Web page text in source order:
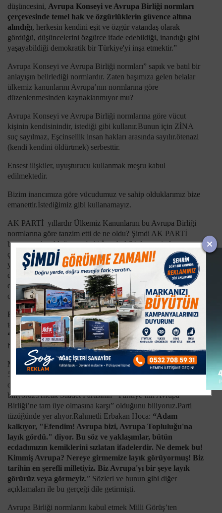
düşüncesini, Avrupa Konseyi ve Avrupa Birliği normları
çerçevesinde temel hak ve özgürlüklerin güvence altına
alındığı, herkesin kendini eşit ve özgür vatandaş olarak
gördüğü, düşüncelerini özgürce ifade edebildiği, inandığı gibi
yaşayabildiği demokratik bir Türkiye'yi inşa etmektir.”
Avrupa Konseyi ve Avrupa Birliği normları” sapık ve batıl bir
anlayışın belirlediği normlardır. Zaten başımıza gelen belalar
ülkemiz kanunlarını Avrupa’nın normlarına göre
düzenlenmesinden kaynaklanmıyor mu?
Avrupa Konseyi ve Avrupa Birliği normlarına göre vücut
kişinin kendisinindir, istediği gibi kullanır.Bunun için ZİNA
suç sayılmaz, Eşcinsellik insan hakları arasında sayılır.ötenazi
(kendi kendini öldürtmek) serbesttir.
Ensest ilişkiler, uyuşturucu kullanmak meşru kabul
edilmektedir.
Bizim inancımıza göre vücudumuz ve sahip olduklarımız bize
emanettir.İstediğimiz gibi kullanamayız.
AK PARTİ yıllardır Ülkemiz Kanunlarını bu Avrupa Birliği
normlarına göre tanzim etti de ne oldu? Şimdi AK PARTİ
bunun yanlış olduğunu gördü.İstanbul Sözleşmesinden
çekilmesi bunun en açık göstergesi. Ancak bu girdiği yanlış
yoldan nasıl dönüleceğini bilmiyor.Avrupa normlarına göre
düzenlediği kanunları değiştirmesi gerekiyor.Fakat bunu
değiştirmeye gücü yetmiyor.Çünkü kendi içinde de muhalefet
oluşuyor.
Rahmetli Erbakan Hoca “ Denenmiş, tecrübe edilmiş bir daha
tecrübe edilmez denenmez” derdi. Peygamberimiz S.A.V. ise
“Müslüman bir delikten iki defa sokulmaz, ısırılmaz”
buyurmuştur.
Millet ittifakının oluşturan ve Saadet Partisi dışında kalan diğer
5 siyasi partinin “Türkiye’nin Avrupa Birliği’ne tam üye
olması gerekir” fikir ve düşüncesi içinde olduğunu
biliyoruz.Ancak Saadet Partisinin “Türkiye’nin Avrupa
Birliği’ne tam üye olmasına karşı” olduğunu biliyoruz.Parti
tüzüğünde yer alıyor.Rahmetli Erbakan Hoca: “Adam
kalkıyor, "Efendim! Avrupa bizi, Avrupa Topluluğu'na
layık gördü." diyor. Bu söz ve yaklaşımlar, bütün
ecdadımızın kemiklerini sızlatan ifadelerdir. Ne demek bu!
Kimmiş Avrupa? Nereye gir­memize layık görüyormuş! Biz
tarihin en şerefli mille­tiyiz. Biz Avrupa'yı bir şeye layık
görürüz veya görme­yiz.” Sözleri ve bunun gibi diğer
açıklamaları ile bu gerçeği dile getirmişti.
Avrupa Birliği normlarını kabul etmek Milli Görüş’ten